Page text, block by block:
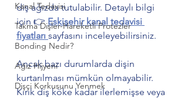
Kanal Tedavisi
Takma Dişler-Hareketli Protezler
Bonding Nedir?
Ağız Hijyeni
Dişçi Korkusunu Yenmek
diş ağızda tutulabilir. Detaylı bilgi
için 👉 Eskişehir kanal tedavisi
fiyatları sayfasını inceleyebilirsiniz.
Ancak bazı durumlarda dişin
kurtarılması mümkün olmayabilir.
Kırık diş köke kadar ilerlemişse veya